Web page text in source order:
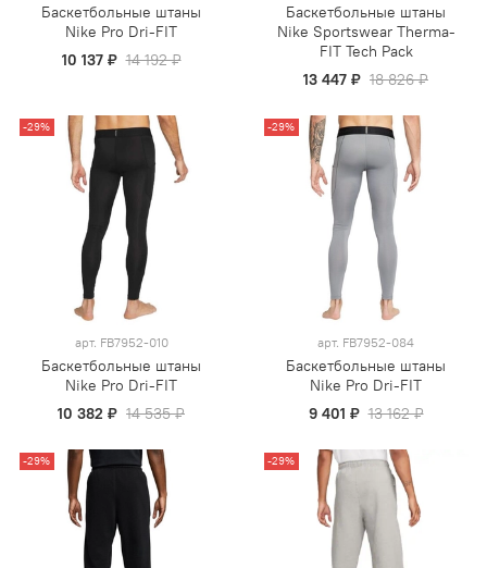
Баскетбольные штаны
Nike Pro Dri-FIT
10 137 ₽ 14 192 ₽
Баскетбольные штаны
Nike Sportswear Therma-
FIT Tech Pack
13 447 ₽ 18 826 ₽
-29%
арт. FB7952-010
Баскетбольные штаны
Nike Pro Dri-FIT
10 382 ₽ 14 535 ₽
-29%
арт. FB7952-084
Баскетбольные штаны
Nike Pro Dri-FIT
9 401 ₽ 13 162 ₽
-29% -29%